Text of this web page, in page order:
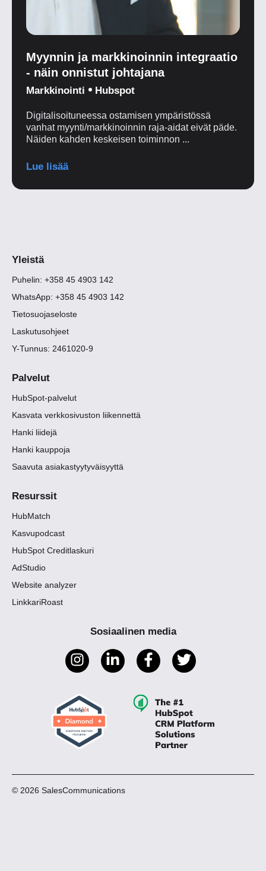
Myynnin ja markkinoinnin integraatio
- näin onnistut johtajana
Markkinointi Hubspot
Digitalisoituneessa ostamisen ympäristössä
vanhat myynti/markkinoinnin raja-aidat eivät päde.
Näiden kahden keskeisen toiminnon ...
Lue lisää
Yleistä
Puhelin: +358 45 4903 142
WhatsApp: +358 45 4903 142
Tietosuojaseloste
Laskutusohjeet
Y-Tunnus: 2461020-9
Palvelut
HubSpot-palvelut
Kasvata verkkosivuston liikennettä
Hanki liidejä
Hanki kauppoja
Saavuta asiakastyytyväisyyttä
Resurssit
HubMatch
Kasvupodcast
HubSpot Creditlaskuri
AdStudio
Website analyzer
LinkkariRoast
Sosiaalinen media
© 2026 SalesCommunications